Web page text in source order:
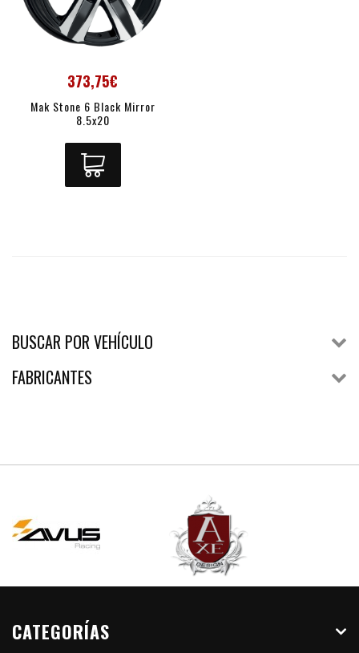
373,75€
Mak Stone 6 Black Mirror
8.5x20
BUSCAR POR VEHÍCULO
FABRICANTES
CATEGORÍAS